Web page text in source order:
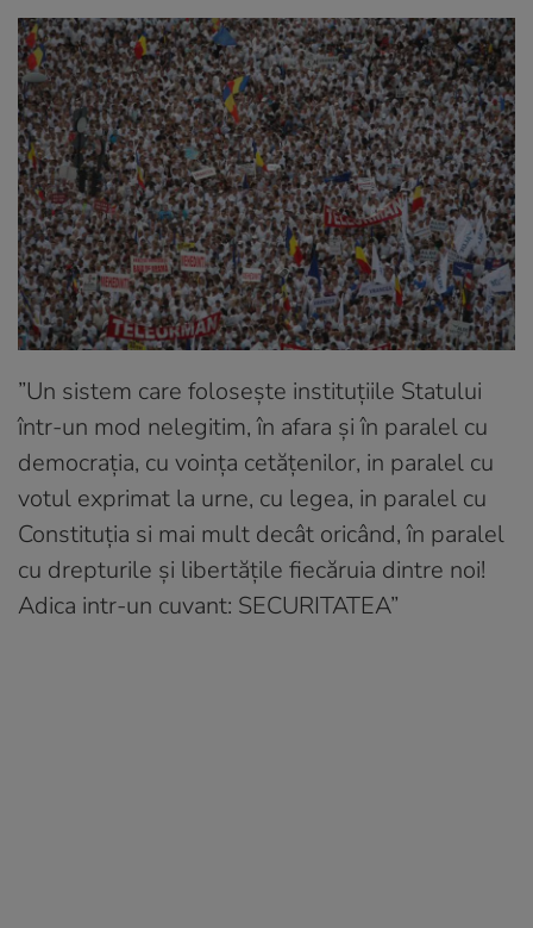
”Un sistem care folosește instituțiile Statului
într-un mod nelegitim, în afara și în paralel cu
democrația, cu voința cetățenilor, in paralel cu
votul exprimat la urne, cu legea, in paralel cu
Constituția si mai mult decât oricând, în paralel
cu drepturile și libertățile fiecăruia dintre noi!
Adica intr-un cuvant: SECURITATEA”